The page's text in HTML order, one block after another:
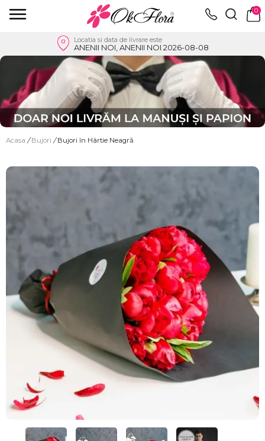
0
Locatia si data de livrare este
ANENII NOI, ANENII NOI 2026-08-08
Acasa / Bujori / Bujori în Hârtie Neagră